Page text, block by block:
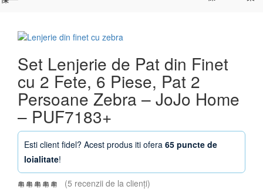
Set Lenjerie de Pat din Finet
cu 2 Fete, 6 Piese, Pat 2
Persoane Zebra – JoJo Home
– PUF7183+
Esti client fidel? Acest produs iti ofera 65 puncte de
loialitate!
(5 recenzii de la clienți)